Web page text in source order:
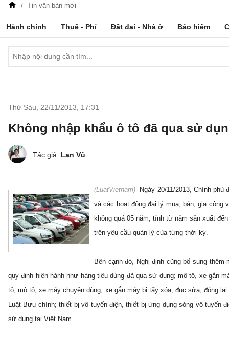
Tin văn bản mới
Hành chính Thuế - Phí Đất đai - Nhà ở Bảo hiểm
Thứ Sáu, 22/11/2013 17:31
Không nhập khẩu ô tô đã qua sử
Tác giả: Lan Vũ
(LuatVietnam)
Ngày 20/11/2013, Chính
và các hoạt động đại lý mua, bán, gia công
không quá 05 năm, tính từ năm sản xuất
trên yêu cầu quản lý của từng thời kỳ.
Bên cạnh đó, Nghị định cũng bổ sung
quy định hiện hành như hàng tiêu dùng đã qua sử dụng; mô tô, xe gắn
tô, mô tô, xe máy chuyên dùng, xe gắn máy bị tẩy xóa, đục sửa, đóng
Luật Bưu chính; thiết bị vô tuyến điện, thiết bị ứng dụng sóng vô tuyến
sử dụng tại Việt Nam...